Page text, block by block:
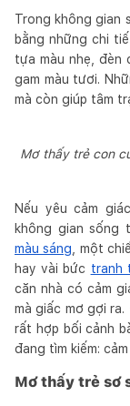
Trong không gian
bằng những chi
tựa màu nhẹ, đèn
gam màu tươi.
mà còn giúp tâm
Mơ thấy trẻ con
Nếu yêu cảm
không gian
màu sáng , một
hay vài bức tranh
căn nhà có cảm
mà giấc mơ gợi
rất hợp bối cảnh
đang tìm kiếm:
Mơ thấy trẻ sơ